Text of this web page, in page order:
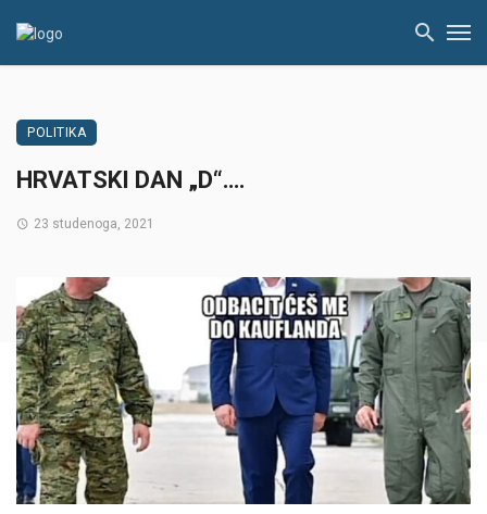
POLITIKA
HRVATSKI DAN „D“….
23 studenoga, 2021